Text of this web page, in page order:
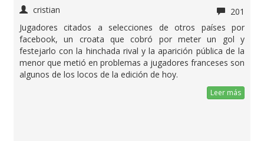
cristian
201
Jugadores citados a selecciones de otros países por
facebook, un croata que cobró por meter un gol y
festejarlo con la hinchada rival y la aparición pública de la
menor que metió en problemas a jugadores franceses son
algunos de los locos de la edición de hoy.
Leer más